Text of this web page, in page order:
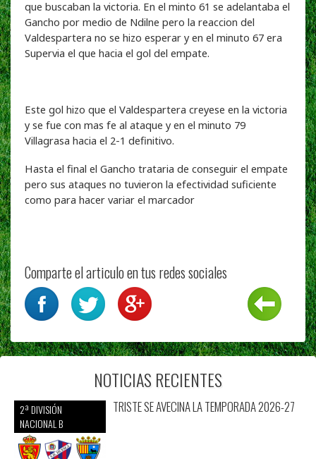
que buscaban la victoria. En el minto 61 se adelantaba el
Gancho por medio de Ndilne pero la reaccion del
Valdespartera no se hizo esperar y en el minuto 67 era
Supervia el que hacia el gol del empate.
Este gol hizo que el Valdespartera creyese en la victoria
y se fue con mas fe al ataque y en el minuto 79
Villagrasa hacia el 2-1 definitivo.
Hasta el final el Gancho trataria de conseguir el empate
pero sus ataques no tuvieron la efectividad suficiente
como para hacer variar el marcador
Comparte el articulo en tus redes sociales
NOTICIAS RECIENTES
2ª DIVISIÓN
NACIONAL B
TRISTE SE AVECINA LA TEMPORADA 2026-27